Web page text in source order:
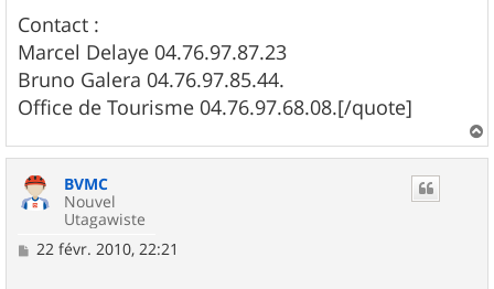
Contact :
Marcel Delaye 04.76.97.87.23
Bruno Galera 04.76.97.85.44.
Office de Tourisme 04.76.97.68.08.[/quote]
a
BVMC
Nouvel
Utagawiste
M
22 févr. 2010, 22:21